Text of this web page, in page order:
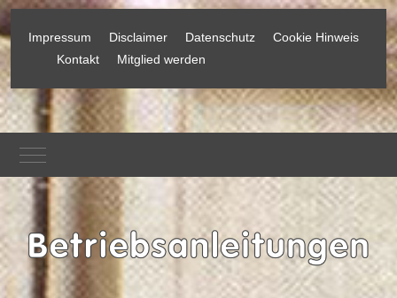
Impressum Disclaimer Datenschutz
Cookie Hinweis
Kontakt
Mitglied werden
Mobile Menu Toggle